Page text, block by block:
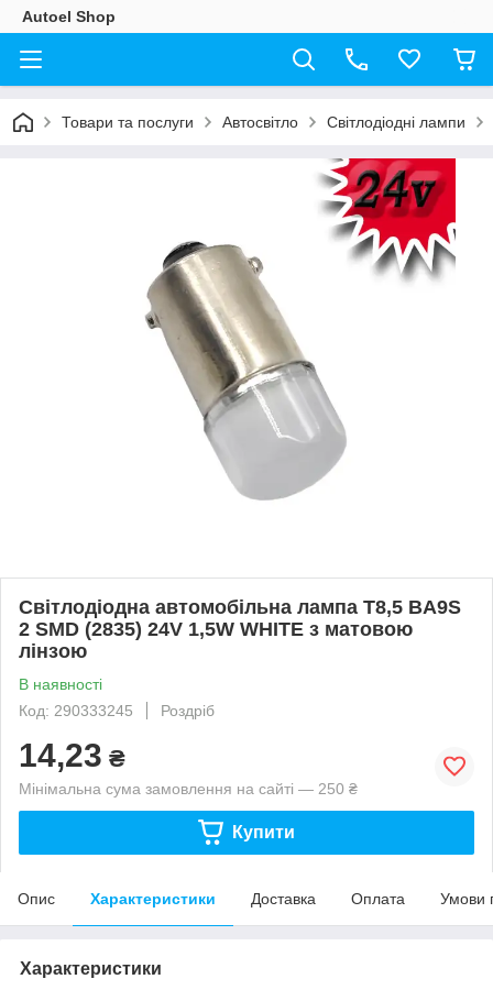
Autoel Shop
Товари та послуги Автосвітло Світлодіодні лампи
Світлодіодна автомобільна лампа T8,5 BA9S
2 SMD (2835) 24V 1,5W WHITE з матовою
лінзою
В наявності
Код: 290333245
Роздріб
14,23 ₴
Мінімальна сума замовлення на сайті — 250 ₴
Купити
Опис Характеристики Доставка Оплата Умови
Характеристики